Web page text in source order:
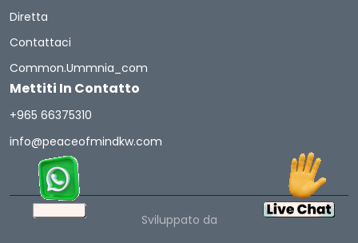
Diretta
Contattaci
Common.ummnia_com
Mettiti In Contatto
+965 66375310
info@peaceofmindkw.com
Sviluppato da